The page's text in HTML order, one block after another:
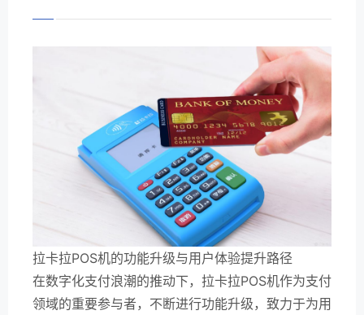
拉卡拉POS机的功能升级与用户体验提升路径
在数字化支付浪潮的推动下，拉卡拉POS机作为支付
领域的重要参与者，不断进行功能升级，致力于为用